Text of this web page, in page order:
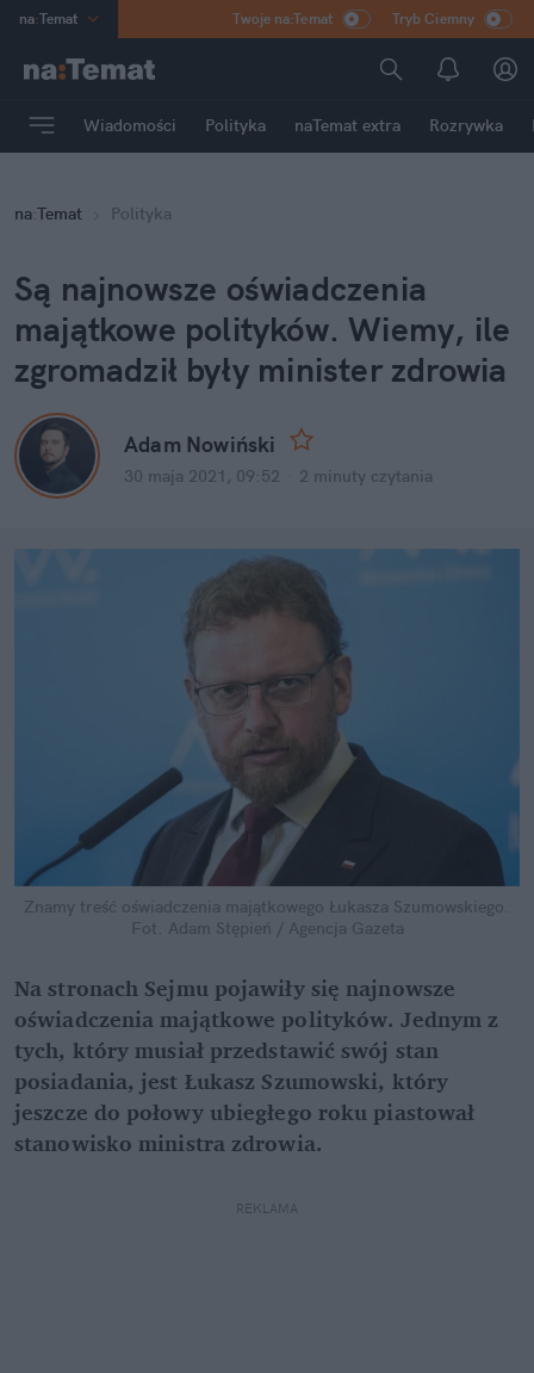
na:Temat
Poland
mama
Rozrywka
Twoje na:Temat Tryb Ciemny
Wiadomości Polityka naTemat extra Rozrywka
na:Temat Polityka
Są najnowsze oświadczenia
majątkowe polityków. Wiemy, ile
zgromadził były minister zdrowia
Adam Nowiński
30 maja 2021, 09:52 2 minuty czytania
Znamy treść oświadczenia majątkowego Łukasza Szumowskiego.
Fot. Adam Stępień / Agencja Gazeta
Na stronach Sejmu pojawiły się najnowsze
oświadczenia majątkowe polityków. Jednym z
tych, który musiał przedstawić swój stan
posiadania, jest Łukasz Szumowski, który
jeszcze do połowy ubiegłego roku piastował
stanowisko ministra zdrowia.
REKLAMA